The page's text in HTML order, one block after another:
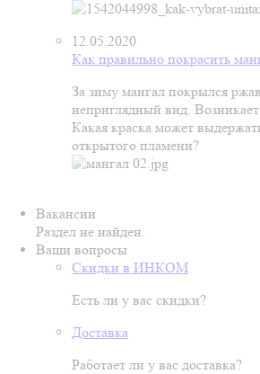
12.05.2020
Как правильно покрасить
За зиму мангал покрылся
неприглядный вид.
Какая краска может
открытого пламени?
Вакансии
Раздел не найден.
Ваши вопросы
Скидки в ИНКОМ
Есть ли у вас скидки?
Доставка
Работает ли у вас доставка?